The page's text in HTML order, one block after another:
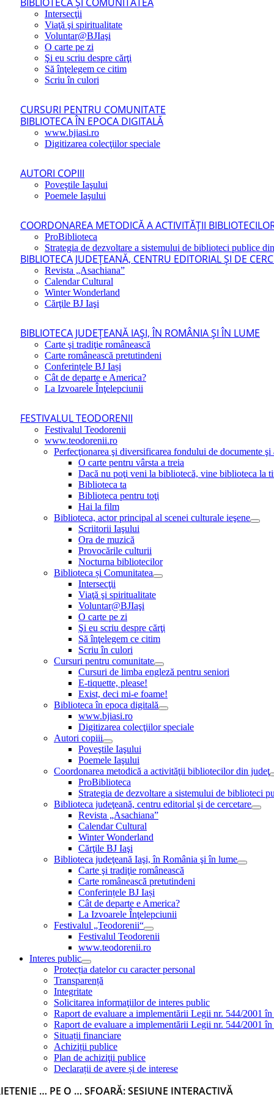
Intersecţii
Viaţă şi spiritualitate
Voluntar@BJIaşi
O carte pe zi
Şi eu scriu despre cărţi
Să înţelegem ce citim
Scriu în culori
CURSURI PENTRU COMUNITATE
BIBLIOTECA ÎN EPOCA DIGITALĂ
www.bjiasi.ro
Digitizarea colecţiilor speciale
AUTORI COPIII
Poveştile Iaşului
Poemele Iaşului
COORDONAREA METODICĂ A ACTIVITĂŢII
ProBiblioteca
Strategia de dezvoltare a sistemului de biblioteci publice
BIBLIOTECA JUDEŢEANĂ, CENTRU EDITORIAL ŞI DE
Revista „Asachiana”
Calendar Cultural
Winter Wonderland
Cărţile BJ Iaşi
BIBLIOTECA JUDEŢEANĂ IAŞI, ÎN ROMÂNIA ŞI ÎN LUME
Carte şi tradiţie românească
Carte românească pretutindeni
Conferințele BJ Iași
Cât de departe e America?
La Izvoarele Înţelepciunii
FESTIVALUL TEODORENII
Festivalul Teodorenii
www.teodorenii.ro
Perfecţionarea şi diversificarea fondului de documente
O carte pentru vârsta a treia
Dacă nu poţi veni la bibliotecă, vine biblioteca la
Biblioteca ta
Biblioteca pentru toţi
Hai la film
Biblioteca, actor principal al scenei culturale ieşene
Scriitorii Iaşului
Ora de muzică
Provocările culturii
Nocturna bibliotecilor
Biblioteca și Comunitatea
Intersecţii
Viaţă şi spiritualitate
Voluntar@BJIaşi
O carte pe zi
Şi eu scriu despre cărţi
Să înţelegem ce citim
Scriu în culori
Cursuri pentru comunitate
Cursuri de limba engleză pentru seniori
E-tiquette, please!
Exist, deci mi-e foame!
Biblioteca în epoca digitală
www.bjiasi.ro
Digitizarea colecţiilor speciale
Autori copiii
Poveştile Iaşului
Poemele Iaşului
Coordonarea metodică a activităţii bibliotecilor din judeţ
ProBiblioteca
Strategia de dezvoltare a sistemului de biblioteci
Biblioteca judeţeană, centru editorial şi de cercetare
Revista „Asachiana”
Calendar Cultural
Winter Wonderland
Cărţile BJ Iaşi
Biblioteca judeţeană Iaşi, în România şi în lume
Carte şi tradiţie românească
Carte românească pretutindeni
Conferințele BJ Iași
Cât de departe e America?
La Izvoarele Înţelepciunii
Festivalul „Teodorenii“
Festivalul Teodorenii
www.teodorenii.ro
Interes public
Protecția datelor cu caracter personal
Transparență
Integritate
Solicitarea informaţiilor de interes public
Raport de evaluare a implementării Legii nr. 544/2001
Raport de evaluare a implementării Legii nr. 544/2001
Situații financiare
Achiziții publice
Plan de achiziţii publice
Declarații de avere și de interese
… PE O … SFOARĂ: SESIUNE INTERACTIVĂ